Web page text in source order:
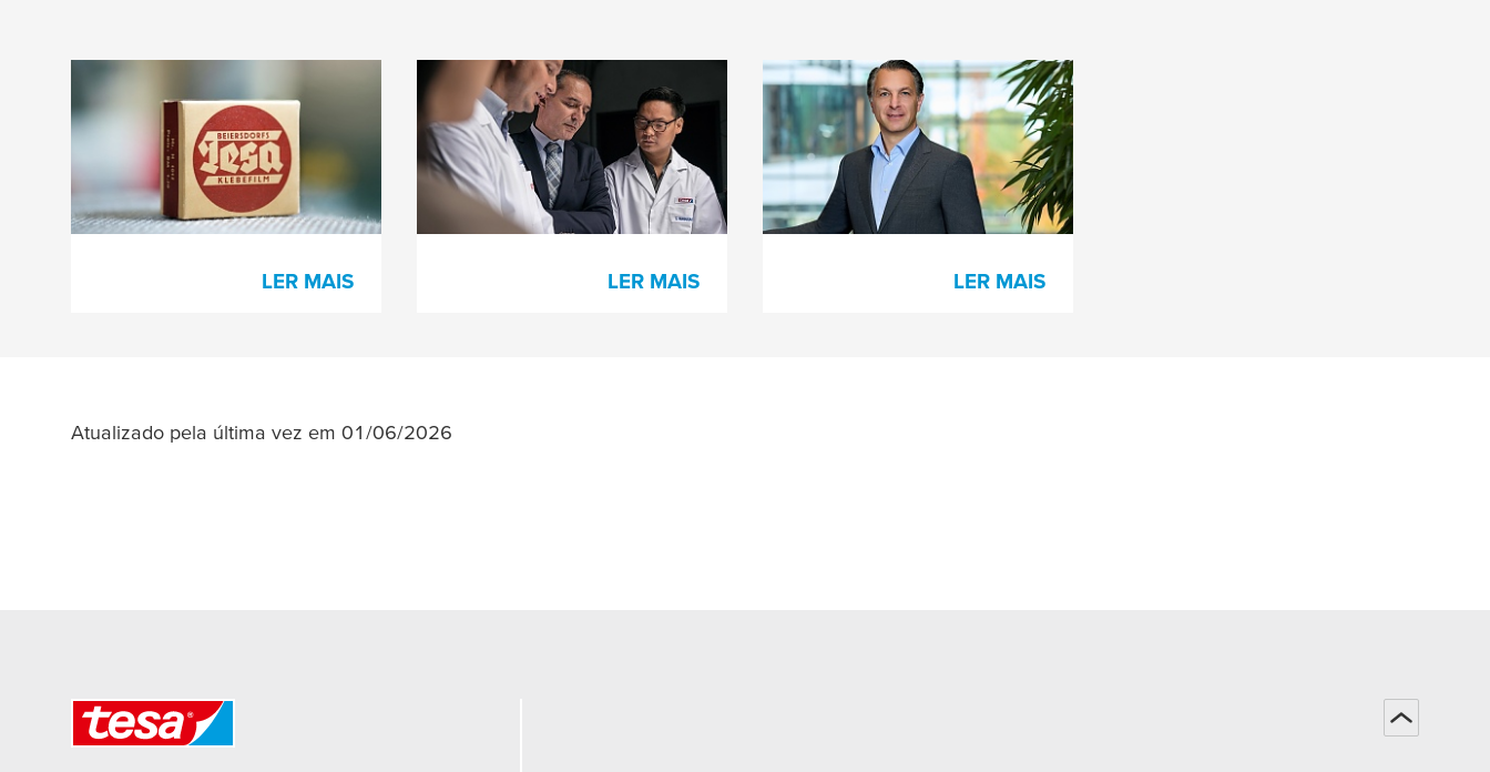
História
LER MAIS
Afiliações
LER MAIS
Conselho de
Administração e
Fiscalização
LER MAIS
Atualizado pela última vez em 01/06/2026